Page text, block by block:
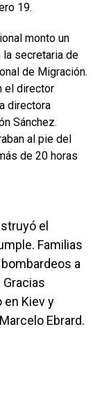
19.
monto un
la secretaria de
de Migración.
el director
directora
Sánchez.
al pie del
de 20 horas
el
Familias
a
en Kiev y
Ebrard.